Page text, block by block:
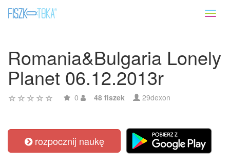
Romania&Bulgaria Lonely
Planet 06.12.2013r
0 48 fiszek 29dexon
rozpocznij naukę